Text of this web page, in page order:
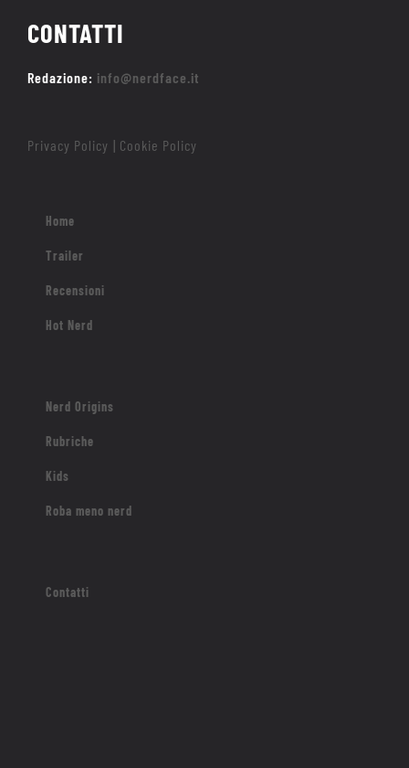
CONTATTI
Redazione: info@nerdface.it
Privacy Policy Cookie Policy
Home
Trailer
Recensioni
Hot Nerd
Nerd Origins
Rubriche
Kids
Roba meno nerd
Contatti